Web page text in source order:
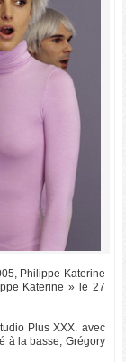
Philippe Katerine
Katerine » le 27
Plus XXX. avec
à la basse, Grégory